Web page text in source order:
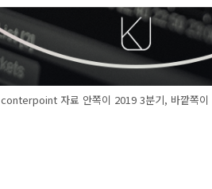
conterpoint 자료 안쪽이 2019 3분기, 바깥쪽이